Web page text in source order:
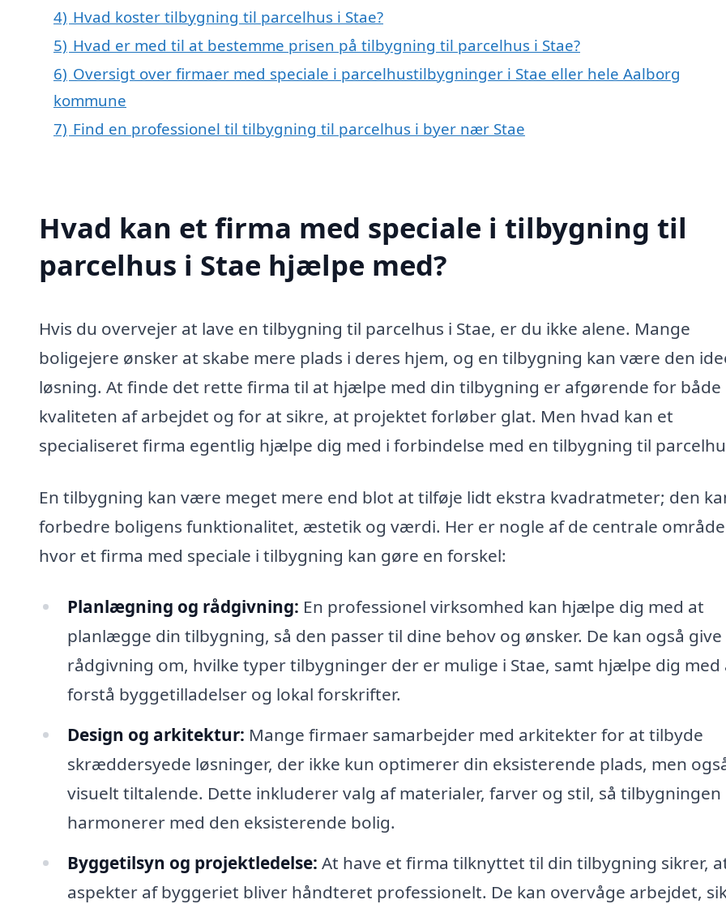
4) Hvad koster tilbygning til parcelhus i Stae?
5) Hvad er med til at bestemme prisen på tilbygning til parcelhus i Stae?
6) Oversigt over firmaer med speciale i parcelhustilbygninger i Stae eller hele Aalborg
kommune
7) Find en professionel til tilbygning til parcelhus i byer nær Stae
Hvad kan et firma med speciale i tilbygning til
parcelhus i Stae hjælpe med?
Hvis du overvejer at lave en tilbygning til parcelhus i Stae, er du ikke alene. Mange
boligejere ønsker at skabe mere plads i deres hjem, og en tilbygning kan være den
løsning. At finde det rette firma til at hjælpe med din tilbygning er afgørende for både
kvaliteten af arbejdet og for at sikre, at projektet forløber glat. Men hvad kan et
specialiseret firma egentlig hjælpe dig med i forbindelse med en tilbygning til
En tilbygning kan være meget mere end blot at tilføje lidt ekstra kvadratmeter; den
forbedre boligens funktionalitet, æstetik og værdi. Her er nogle af de centrale
hvor et firma med speciale i tilbygning kan gøre en forskel:
Planlægning og rådgivning: En professionel virksomhed kan hjælpe dig med at
planlægge din tilbygning, så den passer til dine behov og ønsker. De kan også give
rådgivning om, hvilke typer tilbygninger der er mulige i Stae, samt hjælpe dig med
forstå byggetilladelser og lokal forskrifter.
Design og arkitektur: Mange firmaer samarbejder med arkitekter for at tilbyde
skræddersyede løsninger, der ikke kun optimerer din eksisterende plads, men
visuelt tiltalende. Dette inkluderer valg af materialer, farver og stil, så tilbygningen
harmonerer med den eksisterende bolig.
Byggetilsyn og projektledelse: At have et firma tilknyttet til din tilbygning sikrer,
aspekter af byggeriet bliver håndteret professionelt. De kan overvåge arbejdet,